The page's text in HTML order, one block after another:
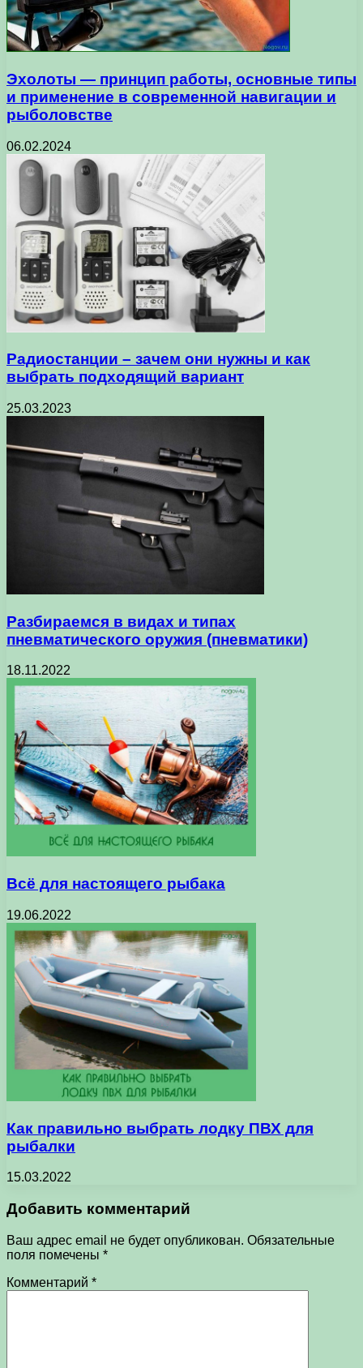
Эхолоты — принцип работы, основные типы
и применение в современной навигации и
рыболовстве
06.02.2024
Радиостанции – зачем они нужны и как
выбрать подходящий вариант
25.03.2023
Разбираемся в видах и типах
пневматического оружия (пневматики)
18.11.2022
Всё для настоящего рыбака
19.06.2022
Как правильно выбрать лодку ПВХ для
рыбалки
15.03.2022
Добавить комментарий
Ваш адрес email не будет опубликован. Обязательные
поля помечены *
Комментарий *